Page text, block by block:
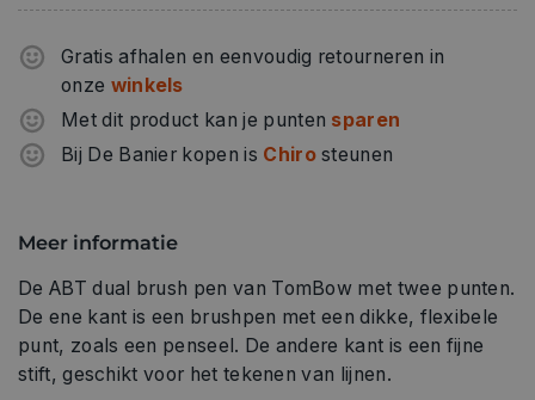
Gratis afhalen en eenvoudig retourneren in
onze winkels
Met dit product kan je punten sparen
Bij De Banier kopen is Chirosteunen
Meer informatie
De ABT dual brush pen van TomBow met twee punten.
De ene kant is een brushpen met een dikke, flexibele
punt, zoals een penseel. De andere kant is een fijne
stift, geschikt voor het tekenen van lijnen.